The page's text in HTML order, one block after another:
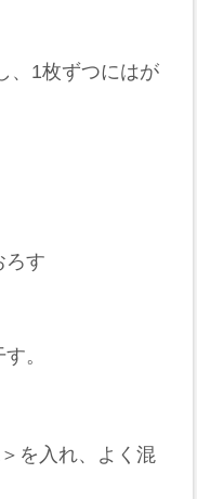
、1枚ずつにはが
す
。
を入れ、よく混